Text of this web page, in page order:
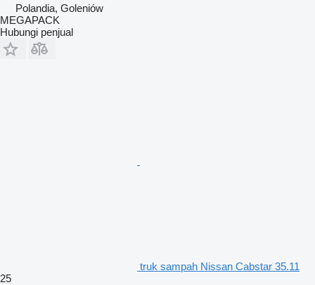
Polandia, Goleniów
MEGAPACK
Hubungi penjual
truk sampah Nissan Cabstar 35.11
25